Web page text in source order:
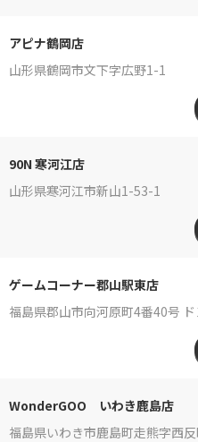
アピナ鶴岡店
山形県鶴岡市文下字広野1-1
90N 寒河江店
山形県寒河江市新山1-53-1
ゲームコーナー郡山駅東店
福島県郡山市向河原町4番40号
WonderGOO いわき鹿島店
福島県いわき市鹿島町走熊字西